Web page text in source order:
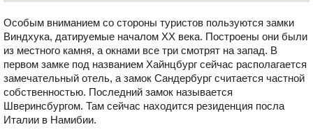
Особым вниманием со стороны туристов пользуются замки
Виндхука, датируемые началом ХХ века. Построены они были
из местного камня, а окнами все три смотрят на запад. В
первом замке под названием Хайнцбург сейчас располагается
замечательный отель, а замок Сандербург считается частной
собственностью. Последний замок называется
Шверинсбургом. Там сейчас находится резиденция посла
Италии в Намибии.